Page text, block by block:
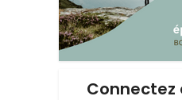
Connectez